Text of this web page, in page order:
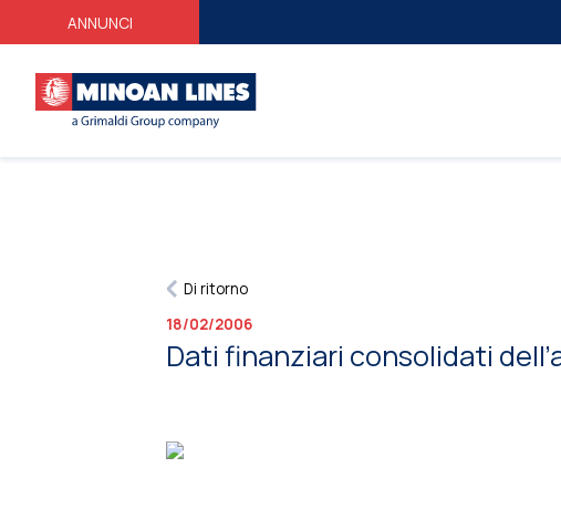
ANNUNCI
Di ritorno
18/02/2006
Dati finanziari consolidati